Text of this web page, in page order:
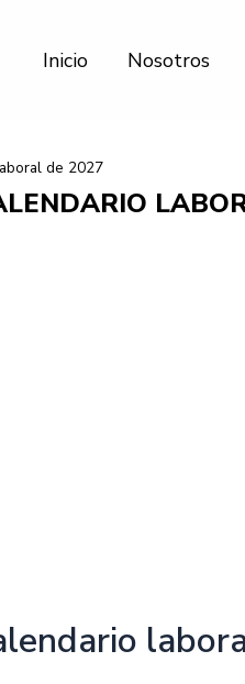
Inicio Nosotros
de 2027